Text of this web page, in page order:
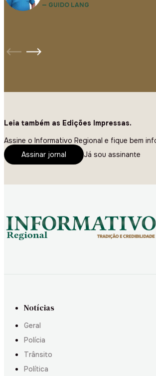
— GUIDO LANG
Leia também as Edições Impressas.
Assine o Informativo Regional e fique bem
Assinar jornal
Já sou assinante
Notícias
Geral
Polícia
Trânsito
Política